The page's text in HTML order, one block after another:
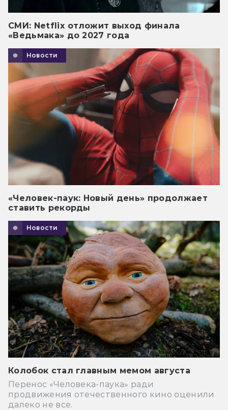
СМИ: Netflix отложит выход финала
«Ведьмака» до 2027 года
Новости
«Человек-паук: Новый день» продолжает
ставить рекорды
Новости
Колобок стал главным мемом августа
Перенос «Человека-паука» ради
продвижения отечественного кино оценили
далеко не все.